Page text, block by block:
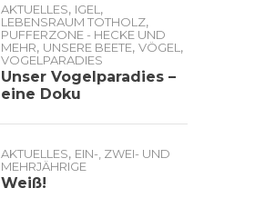
AKTUELLES, IGEL ,
LEBENSRAUM TOTHOLZ,
PUFFERZONE - HECKE UND
MEHR, UNSERE BEETE, VÖGEL ,
VOGELPARADIES
Unser Vogelparadies –
eine Doku
AKTUELLES, EIN-, ZWEI- UND
MEHRJÄHRIGE
Weiß!